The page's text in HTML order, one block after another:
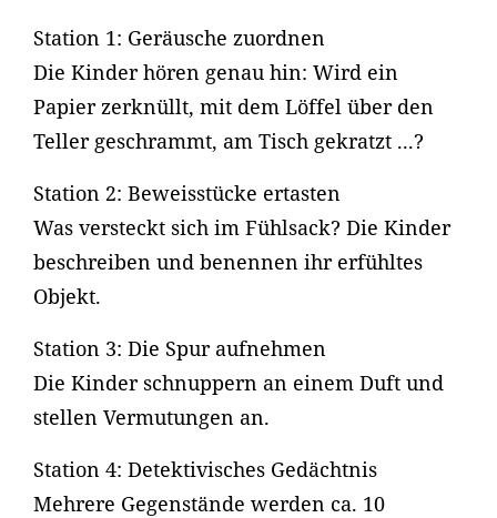
Station 1: Geräusche zuordnen
Die Kinder hören genau hin: Wird ein
Papier zerknüllt, mit dem Löffel über den
Teller geschrammt, am Tisch gekratzt ...?
Station 2: Beweisstücke ertasten
Was versteckt sich im Fühlsack? Die Kinder
beschreiben und benennen ihr erfühltes
Objekt.
Station 3: Die Spur aufnehmen
Die Kinder schnuppern an einem Duft und
stellen Vermutungen an.
Station 4: Detektivisches Gedächtnis
Mehrere Gegenstände werden ca. 10